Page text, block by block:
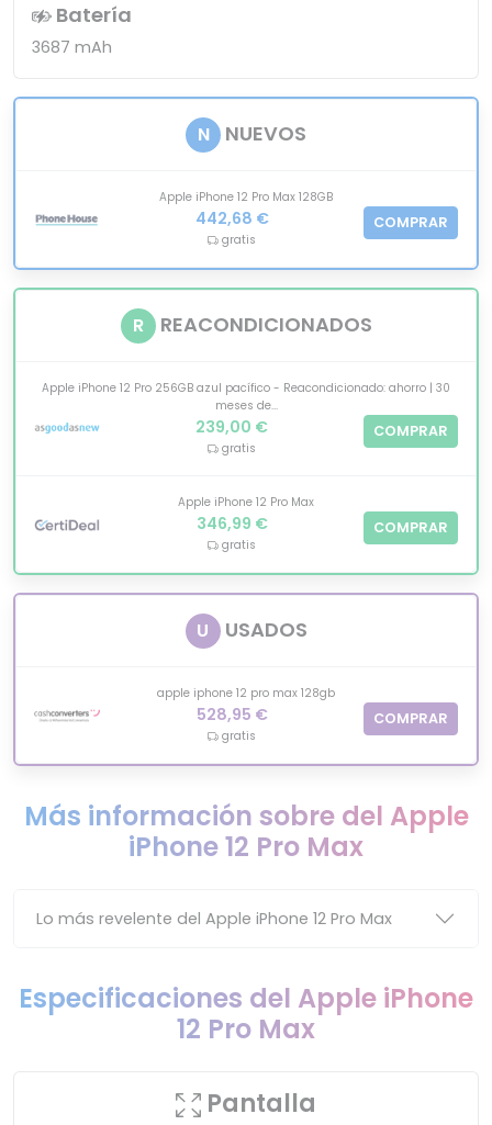
Batería
3687 mAh
N NUEVOS
Apple iPhone 12 Pro Max 128GB
442,68 €
gratis
COMPRAR
R REACONDICIONADOS
Apple iPhone 12 Pro 256GB azul pacífico - Reacondicionado: ahorro | 30
meses de...
239,00 €
gratis
COMPRAR
Apple iPhone 12 Pro Max
346,99 €
gratis
COMPRAR
U USADOS
apple iphone 12 pro max 128gb
528,95 €
gratis
COMPRAR
Más información sobre del Apple
iPhone 12 Pro Max
Lo más revelente del Apple iPhone 12 Pro Max
Especificaciones del Apple iPhone
12 Pro Max
Pantalla